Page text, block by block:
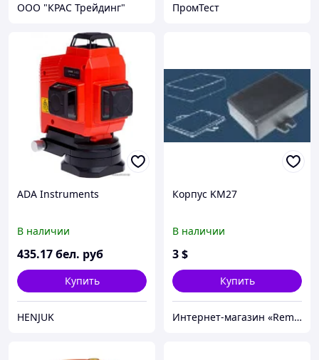
ООО "КРАС Трейдинг" ПромТест
ADA Instruments
В наличии
435.17бел. руб
Купить
HENJUK
Корпус KM27
В наличии
3$
Купить
Интернет-магазин «Rem-elektronik»